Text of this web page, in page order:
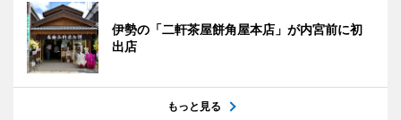
伊勢の「二軒茶屋餅角屋本店」が内宮前に初
出店
もっと見る